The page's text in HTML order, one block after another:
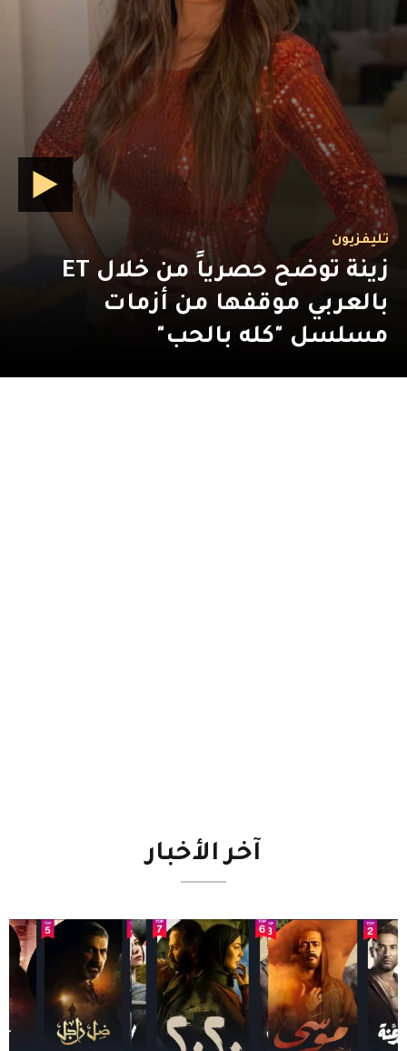
تليفزيون
زينة توضح حصرياً من خلال ET
بالعربي موقفها من أزمات
مسلسل "كله بالحب"
آخر الأخبار